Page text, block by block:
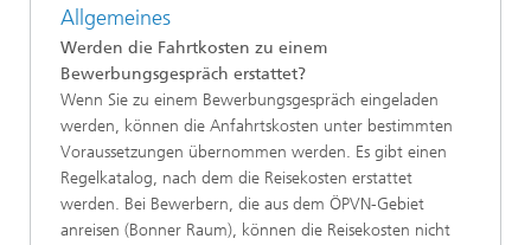
Allgemeines
Werden die Fahrtkosten zu einem
Bewerbungsgespräch erstattet?
Wenn Sie zu einem Bewerbungsgespräch eingeladen
werden, können die Anfahrtskosten unter bestimmten
Voraussetzungen übernommen werden. Es gibt einen
Regelkatalog, nach dem die Reisekosten erstattet
werden. Bei Bewerbern, die aus dem ÖPVN-Gebiet
anreisen (Bonner Raum), können die Reisekosten nicht